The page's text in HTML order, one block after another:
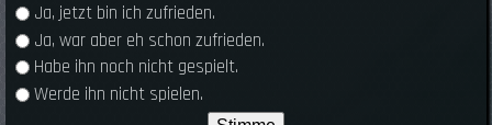
Ja, jetzt bin ich zufrieden.
Ja, war aber eh schon zufrieden.
Habe ihn noch nicht gespielt.
Werde ihn nicht spielen.